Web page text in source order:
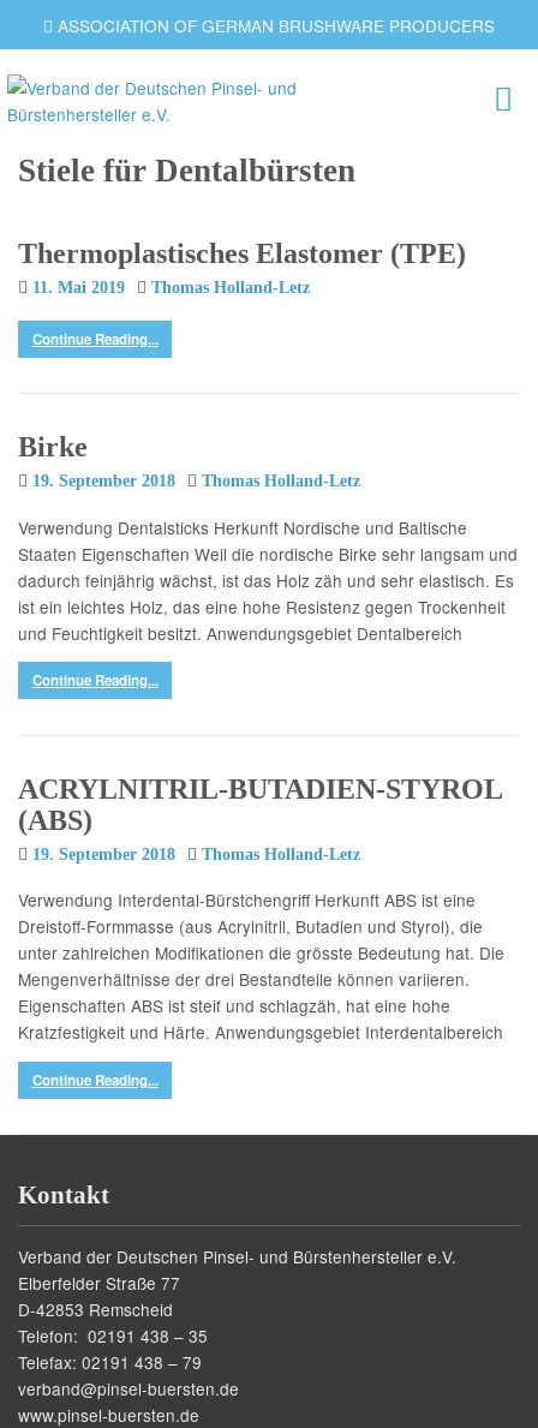
ASSOCIATION OF GERMAN BRUSHWARE PRODUCERS
Stiele für Dentalbürsten
Thermoplastisches Elastomer (TPE)
11. Mai 2019 Thomas Holland-Letz
Continue Reading...
Birke
19. September 2018 Thomas Holland-Letz
Verwendung Dentalsticks Herkunft Nordische und Baltische
Staaten Eigenschaften Weil die nordische Birke sehr langsam und
dadurch feinjährig wächst, ist das Holz zäh und sehr elastisch. Es
ist ein leichtes Holz, das eine hohe Resistenz gegen Trockenheit
und Feuchtigkeit besitzt. Anwendungsgebiet Dentalbereich
Continue Reading...
ACRYLNITRIL-BUTADIEN-STYROL
(ABS)
19. September 2018 Thomas Holland-Letz
Verwendung Interdental-Bürstchengriff Herkunft ABS ist eine
Dreistoff-Formmasse (aus Acrylnitril, Butadien und Styrol), die
unter zahlreichen Modifikationen die grösste Bedeutung hat. Die
Mengenverhältnisse der drei Bestandteile können variieren.
Eigenschaften ABS ist steif und schlagzäh, hat eine hohe
Kratzfestigkeit und Härte. Anwendungsgebiet Interdentalbereich
Continue Reading...
Kontakt
Verband der Deutschen Pinsel- und Bürstenhersteller e.V.
Elberfelder Straße 77
D-42853 Remscheid
Telefon: 02191 438 – 35
Telefax: 02191 438 – 79
verband@pinsel-buersten.de
www.pinsel-buersten.de